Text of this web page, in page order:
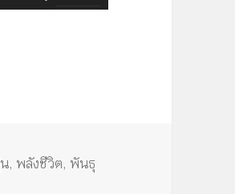
ปุ่ม
เพิ่ม
, พลังชีวิต, พันธุ